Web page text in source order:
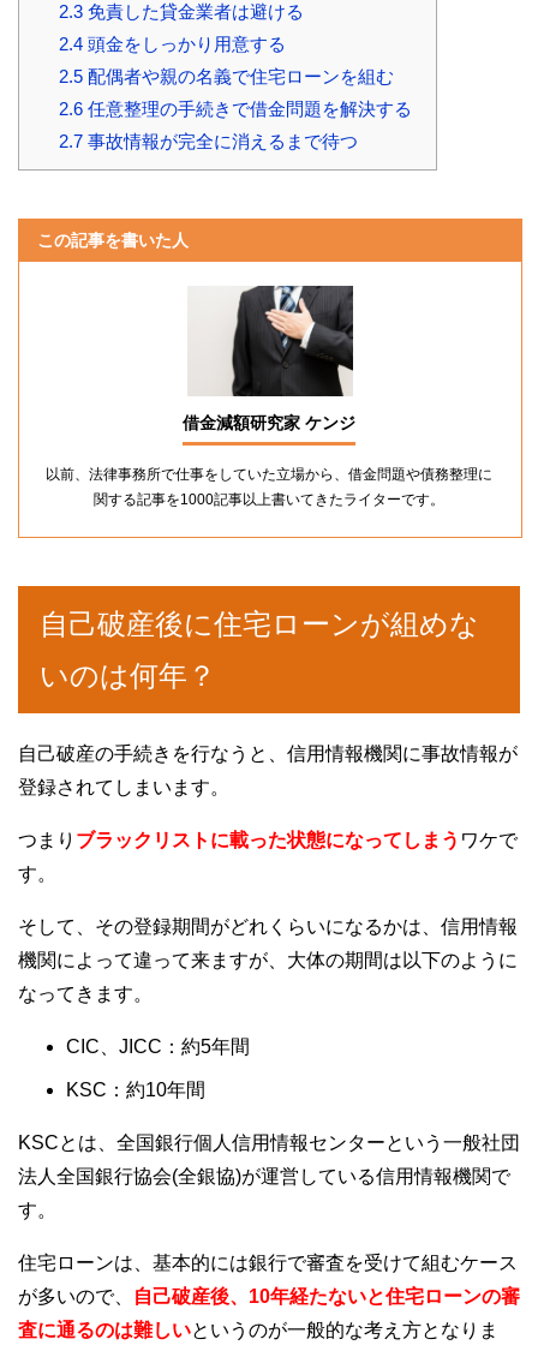
2.3免責した貸金業者は避ける
2.4頭金をしっかり用意する
2.5配偶者や親の名義で住宅ローンを組む
2.6任意整理の手続きで借金問題を解決する
2.7事故情報が完全に消えるまで待つ
この記事を書いた人
借金減額研究家 ケンジ
以前、法律事務所で仕事をしていた立場から、借金問題や債務整理に
関する記事を1000記事以上書いてきたライターです。
自己破産後に住宅ローンが組めな
いのは何年？
自己破産の手続きを行なうと、信用情報機関に事故情報が
登録されてしまいます。
つまり ブラックリストに載った状態になってしまう ワケで
す。
そして、その登録期間がどれくらいになるかは、信用情報
機関によって違って来ますが、大体の期間は以下のように
なってきます。
CIC、JICC：約5年間
KSC：約10年間
KSCとは、全国銀行個人信用情報センターという一般社団
法人全国銀行協会(全銀協)が運営している信用情報機関で
す。
住宅ローンは、基本的には銀行で審査を受けて組むケース
が多いので、
自己破産後、10年経たないと住宅ローンの審
査に通るのは難しいというのが一般的な考え方となりま